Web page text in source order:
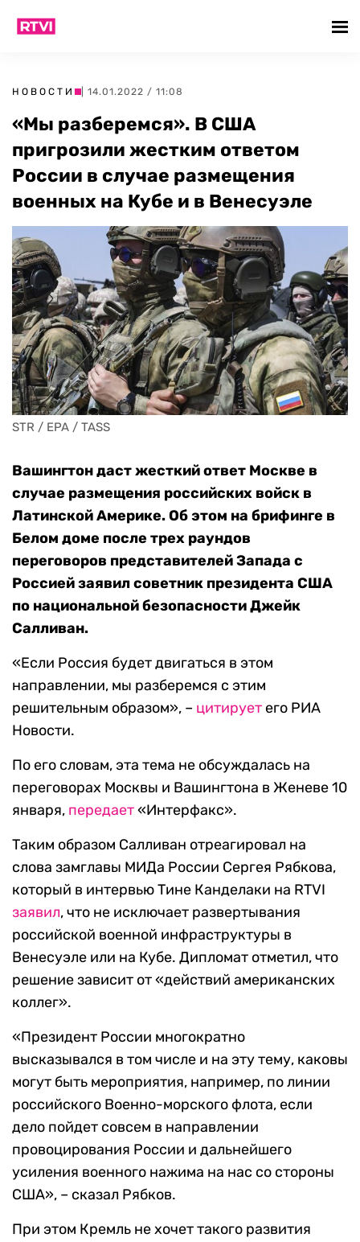
НОВОСТИ | 14.01.2022 / 11:08
«Мы разберемся». В США
пригрозили жестким ответом
России в случае размещения
военных на Кубе и в Венесуэле
STR / EPA / TASS
Вашингтон даст жесткий ответ Москве в
случае размещения российских войск в
Латинской Америке. Об этом на брифинге в
Белом доме после трех раундов
переговоров представителей Запада с
Россией заявил советник президента США
по национальной безопасности Джейк
Салливан.
«Если Россия будет двигаться в этом
направлении, мы разберемся с этим
решительным образом», – цитируетего РИА
Новости.
По его словам, эта тема не обсуждалась на
переговорах Москвы и Вашингтона в Женеве 10
января, передает«Интерфакс».
Таким образом Салливан отреагировал на
слова замглавы МИДа России Сергея Рябкова,
который в интервью Тине Канделаки на RTVI
заявил, что не исключает развертывания
российской военной инфраструктуры в
Венесуэле или на Кубе. Дипломат отметил, что
решение зависит от «действий американских
коллег».
«Президент России многократно
высказывался в том числе и на эту тему, каковы
могут быть мероприятия, например, по линии
российского Военно-морского флота, если
дело пойдет совсем в направлении
провоцирования России и дальнейшего
усиления военного нажима на нас со стороны
США», – сказал Рябков.
При этом Кремль не хочет такого развития